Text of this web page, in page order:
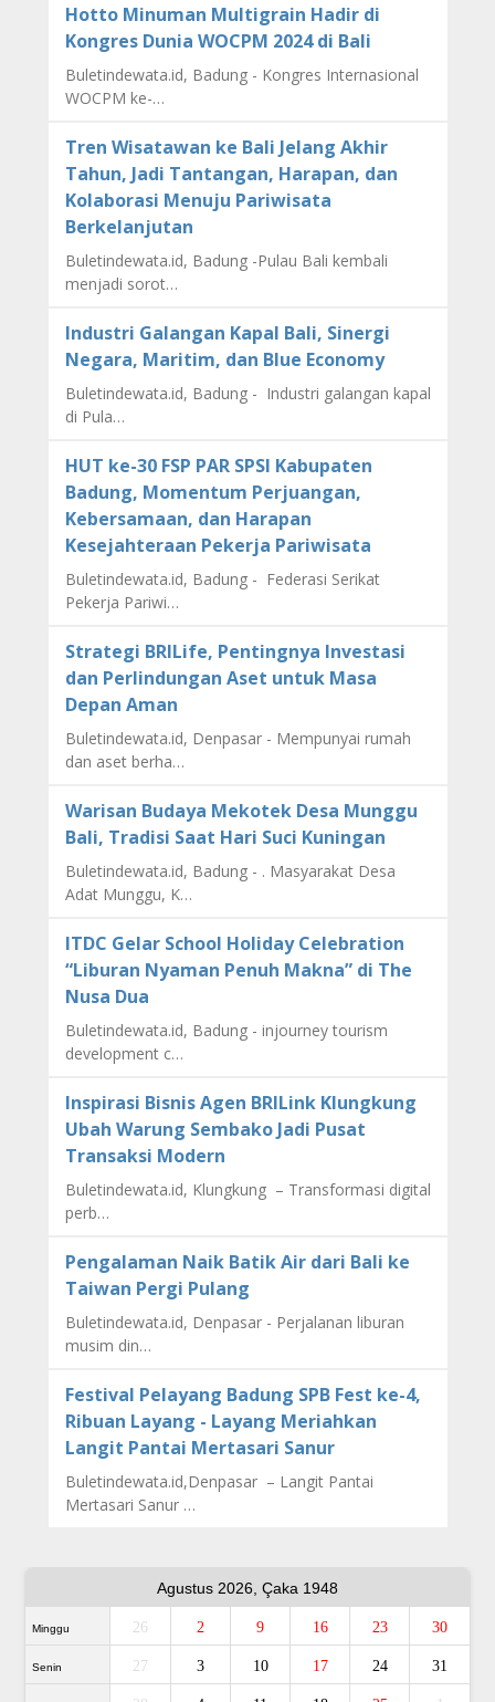
Hotto Minuman Multigrain Hadir di
Kongres Dunia WOCPM 2024 di Bali
Buletindewata.id, Badung - Kongres Internasional
WOCPM ke-…
Tren Wisatawan ke Bali Jelang Akhir
Tahun, Jadi Tantangan, Harapan, dan
Kolaborasi Menuju Pariwisata
Berkelanjutan
Buletindewata.id, Badung -Pulau Bali kembali
menjadi sorot…
Industri Galangan Kapal Bali, Sinergi
Negara, Maritim, dan Blue Economy
Buletindewata.id, Badung - Industri galangan kapal
di Pula…
HUT ke-30 FSP PAR SPSI Kabupaten
Badung, Momentum Perjuangan,
Kebersamaan, dan Harapan
Kesejahteraan Pekerja Pariwisata
Buletindewata.id, Badung - Federasi Serikat
Pekerja Pariwi…
Strategi BRILife, Pentingnya Investasi
dan Perlindungan Aset untuk Masa
Depan Aman
Buletindewata.id, Denpasar - Mempunyai rumah
dan aset berha…
Warisan Budaya Mekotek Desa Munggu
Bali, Tradisi Saat Hari Suci Kuningan
Buletindewata.id, Badung - . Masyarakat Desa
Adat Munggu, K…
ITDC Gelar School Holiday Celebration
“Liburan Nyaman Penuh Makna” di The
Nusa Dua
Buletindewata.id, Badung - injourney tourism
development c…
Inspirasi Bisnis Agen BRILink Klungkung
Ubah Warung Sembako Jadi Pusat
Transaksi Modern
Buletindewata.id, Klungkung – Transformasi digital
perb…
Pengalaman Naik Batik Air dari Bali ke
Taiwan Pergi Pulang
Buletindewata.id, Denpasar - Perjalanan liburan
musim din…
Festival Pelayang Badung SPB Fest ke-4,
Ribuan Layang - Layang Meriahkan
Langit Pantai Mertasari Sanur
Buletindewata.id,Denpasar – Langit Pantai
Mertasari Sanur …
Agustus 2026, Çaka 1948
Minggu 26 2 9 16 23 30
Senin 27 3 10 17 24 31